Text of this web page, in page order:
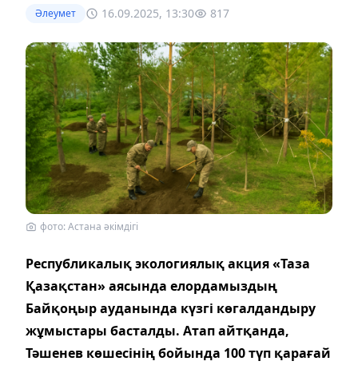
Әлеумет 16.09.2025, 13:30 817
фото: Астана әкімдігі
Республикалық экологиялық акция «Таза
Қазақстан» аясында елордамыздың
Байқоңыр ауданында күзгі көгалдандыру
жұмыстары басталды. Атап айтқанда,
Тәшенев көшесінің бойында 100 түп қарағай